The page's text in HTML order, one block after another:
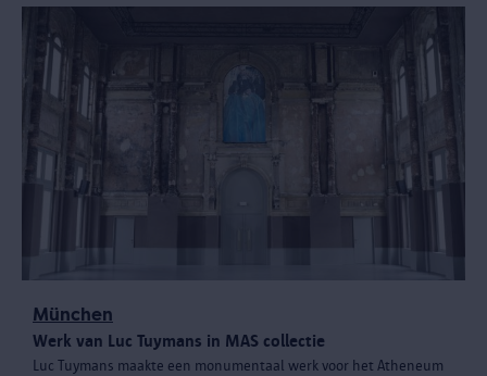
München
Werk van Luc Tuymans in MAS collectie
Luc Tuymans maakte een monumentaal werk voor het Atheneum